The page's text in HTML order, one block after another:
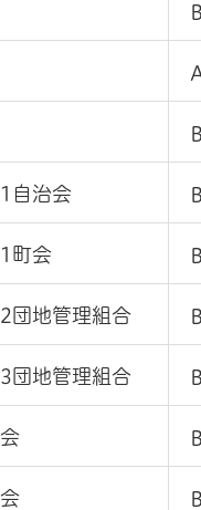
B
B
自治会 B
町会 B
団地管理組合 B
団地管理組合 B
B
B